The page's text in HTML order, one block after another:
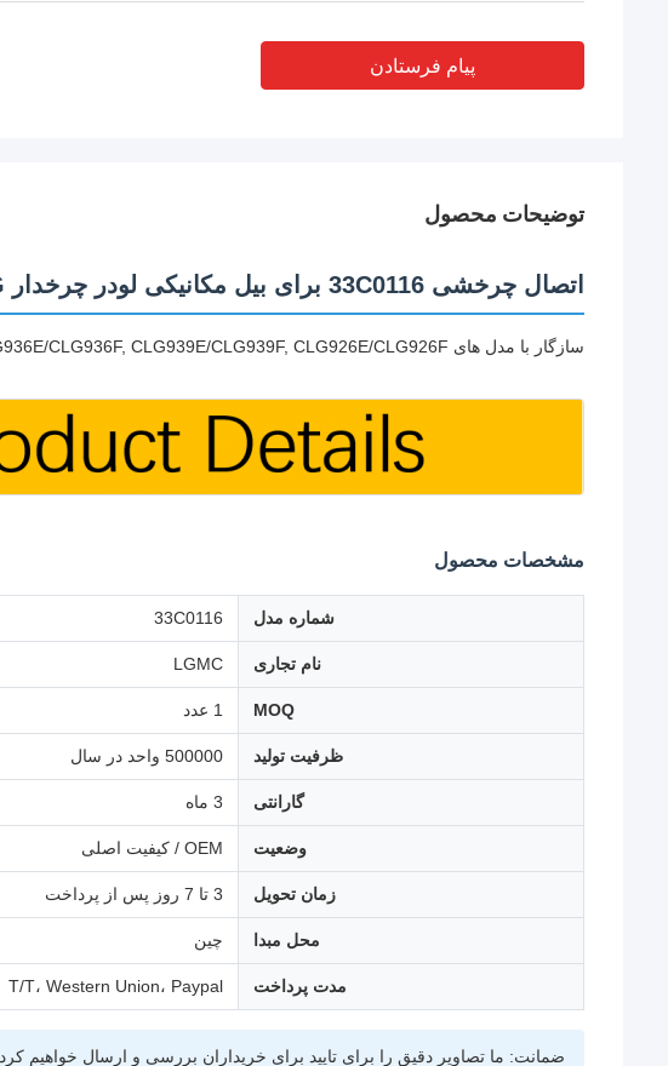
پیام فرستادن
توضیحات محصول
اتصال چرخشی 33C0116 برای بیل مکانیکی لودر چرخدار LIUGONG
سازگار با مدل های CLG930E/CLG930F, CLG936D/CLG936E/CLG936F, CLG939E/CLG939F, CLG926E/CLG926F
مشخصات محصول
شماره مدل 33C0116
نام تجاری LGMC
MOQ 1 عدد
ظرفیت تولید 500000 واحد در سال
گارانتی 3 ماه
وضعیت OEM / کیفیت اصلی
زمان تحویل 3 تا 7 روز پس از پرداخت
محل مبدا چین
مدت پرداخت T/T، Western Union، Paypal
ضمانت: ما تصاویر دقیق را برای تایید برای خریداران بررسی و ارسال خواهیم کرد